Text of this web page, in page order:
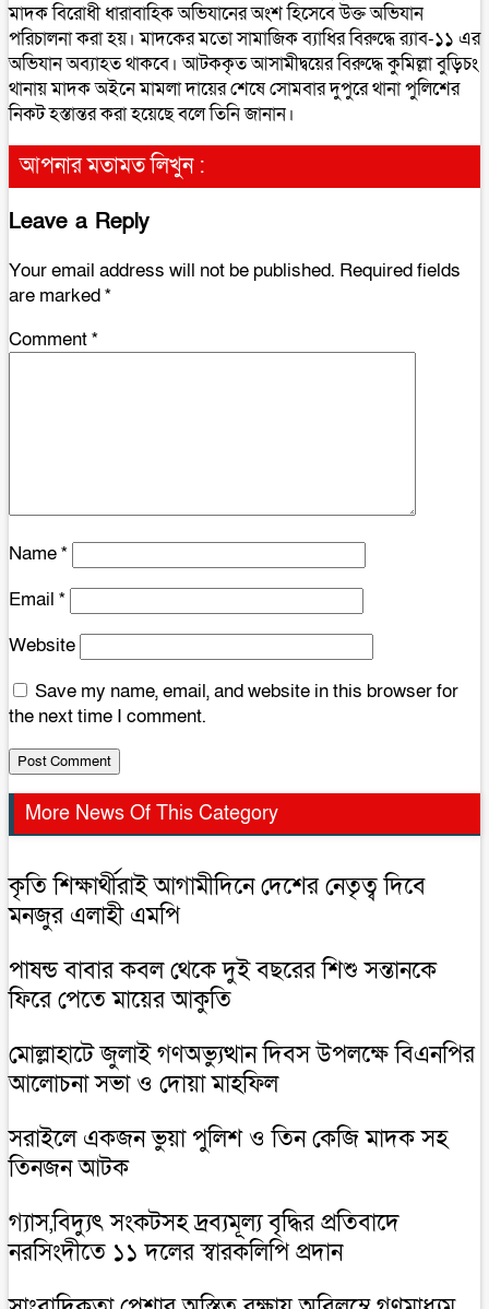
মাদক বিরোধী ধারাবাহিক অভিযানের অংশ হিসেবে উক্ত অভিযান
পরিচালনা করা হয়। মাদকের মতো সামাজিক ব্যাধির বিরুদ্ধে র‌্যাব-১১ এর
অভিযান অব্যাহত থাকবে। আটককৃত আসামীদ্বয়ের বিরুদ্ধে কুমিল্লা বুড়িচং
থানায় মাদক অইনে মামলা দায়ের শেষে সোমবার দুপুরে থানা পুলিশের
নিকট হস্তান্তর করা হয়েছে বলে তিনি জানান।
আপনার মতামত লিখুন :
Leave a Reply
Your email address will not be published. Required fields
are marked*
Comment*
Name*
Email *
Website
Save my name, email, and website in this browser for
the next time I comment.
More News Of This Category
কৃতি শিক্ষার্থীরাই আগামীদিনে দেশের নেতৃত্ব দিবে
মনজুর এলাহী এমপি
পাষন্ড বাবার কবল থেকে দুই বছরের শিশু সন্তানকে
ফিরে পেতে মায়ের আকুতি
মোল্লাহাটে জুলাই গণঅভ্যুত্থান দিবস উপলক্ষে বিএনপির
আলোচনা সভা ও দোয়া মাহফিল
সরাইলে একজন ভুয়া পুলিশ ও তিন কেজি মাদক সহ
তিনজন আটক
গ্যাস,বিদ্যুৎ সংকটসহ দ্রব্যমূল্য বৃদ্ধির প্রতিবাদে
নরসিংদীতে ১১ দলের স্বারকলিপি প্রদান